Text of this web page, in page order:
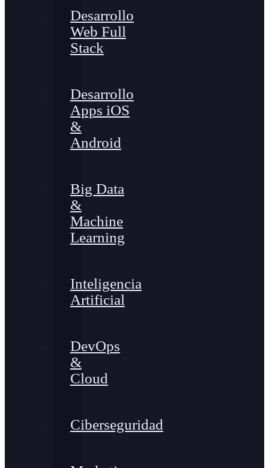
Desarrollo
Web Full
Stack
Desarrollo
Apps iOS
&
Android
Big Data
&
Machine
Learning
Inteligencia
Artificial
DevOps
&
Cloud
Ciberseguridad